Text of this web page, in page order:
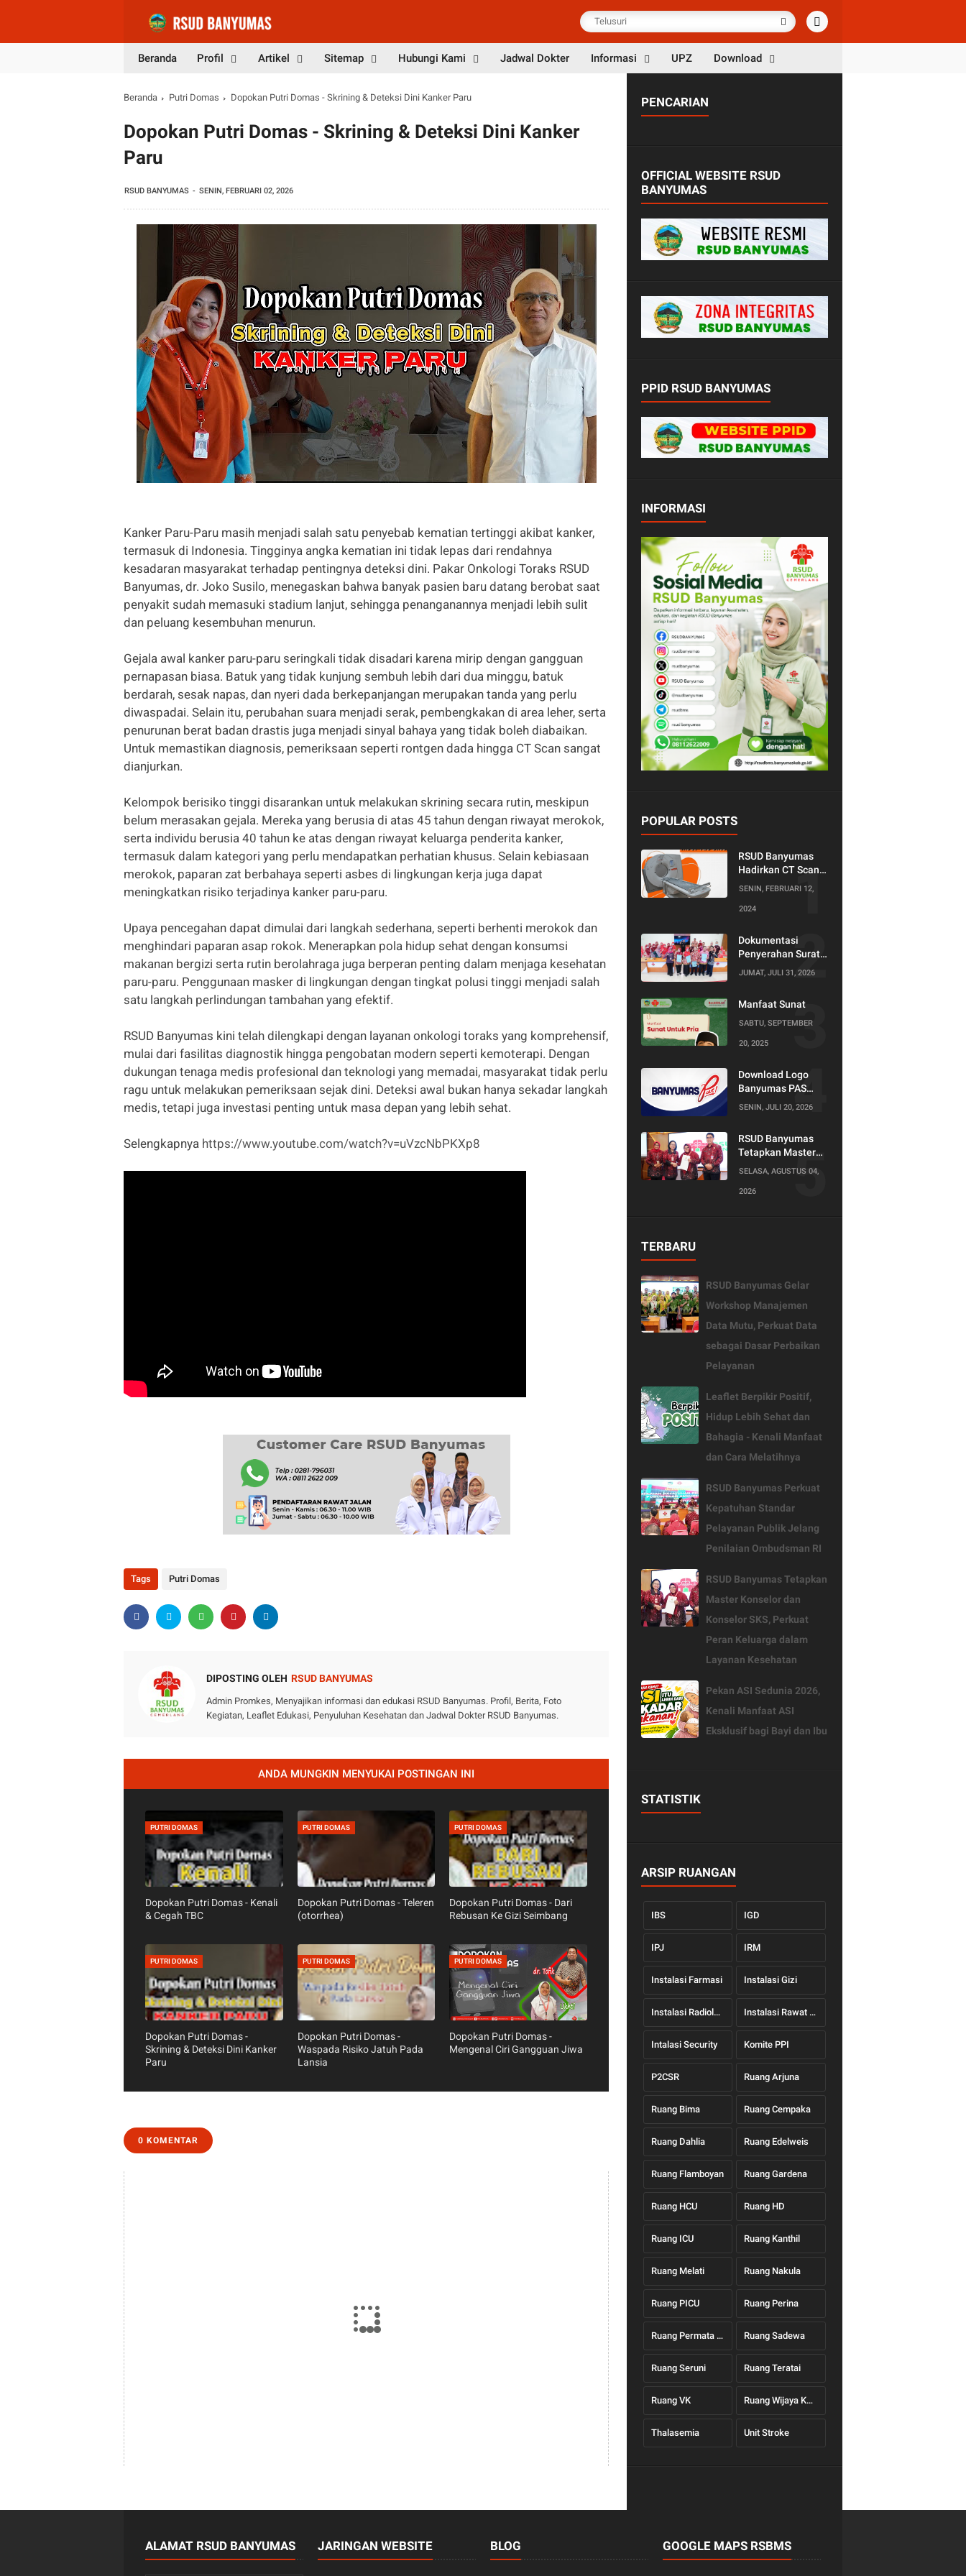
Beranda Profil Artikel Sitemap Hubungi Kami Jadwal Dokter Informasi UPZ Download
Beranda Putri Domas Dopokan Putri Domas - Skrining & Deteksi Dini Kanker Paru
Dopokan Putri Domas - Skrining & Deteksi Dini Kanker
Paru
RSUD BANYUMAS SENIN, FEBRUARI 02, 2026
Kanker Paru-Paru masih menjadi salah satu penyebab kematian tertinggi akibat kanker,
termasuk di Indonesia. Tingginya angka kematian ini tidak lepas dari rendahnya
kesadaran masyarakat terhadap pentingnya deteksi dini. Pakar Onkologi Toraks RSUD
Banyumas, dr. Joko Susilo, menegaskan bahwa banyak pasien baru datang berobat saat
penyakit sudah memasuki stadium lanjut, sehingga penanganannya menjadi lebih sulit
dan peluang kesembuhan menurun.
Gejala awal kanker paru-paru seringkali tidak disadari karena mirip dengan gangguan
pernapasan biasa. Batuk yang tidak kunjung sembuh lebih dari dua minggu, batuk
berdarah, sesak napas, dan nyeri dada berkepanjangan merupakan tanda yang perlu
diwaspadai. Selain itu, perubahan suara menjadi serak, pembengkakan di area leher, serta
penurunan berat badan drastis juga menjadi sinyal bahaya yang tidak boleh diabaikan.
Untuk memastikan diagnosis, pemeriksaan seperti rontgen dada hingga CT Scan sangat
dianjurkan.
Kelompok berisiko tinggi disarankan untuk melakukan skrining secara rutin, meskipun
belum merasakan gejala. Mereka yang berusia di atas 45 tahun dengan riwayat merokok,
serta individu berusia 40 tahun ke atas dengan riwayat keluarga penderita kanker,
termasuk dalam kategori yang perlu mendapatkan perhatian khusus. Selain kebiasaan
merokok, paparan zat berbahaya seperti asbes di lingkungan kerja juga dapat
meningkatkan risiko terjadinya kanker paru-paru.
Upaya pencegahan dapat dimulai dari langkah sederhana, seperti berhenti merokok dan
menghindari paparan asap rokok. Menerapkan pola hidup sehat dengan konsumsi
makanan bergizi serta rutin berolahraga juga berperan penting dalam menjaga kesehatan
paru-paru. Penggunaan masker di lingkungan dengan tingkat polusi tinggi menjadi salah
satu langkah perlindungan tambahan yang efektif.
RSUD Banyumas kini telah dilengkapi dengan layanan onkologi toraks yang komprehensif,
mulai dari fasilitas diagnostik hingga pengobatan modern seperti kemoterapi. Dengan
dukungan tenaga medis profesional dan teknologi yang memadai, masyarakat tidak perlu
ragu untuk melakukan pemeriksaan sejak dini. Deteksi awal bukan hanya sekadar langkah
medis, tetapi juga investasi penting untuk masa depan yang lebih sehat.
Selengkapnya https://www.youtube.com/watch?v=uVzcNbPKXp8
Tags Putri Domas
DIPOSTING OLEH RSUD BANYUMAS
Admin Promkes, Menyajikan informasi dan edukasi RSUD Banyumas. Profil, Berita, Foto
Kegiatan, Leaflet Edukasi, Penyuluhan Kesehatan dan Jadwal Dokter RSUD Banyumas.
ANDA MUNGKIN MENYUKAI POSTINGAN INI
PUTRI DOMAS
Dopokan Putri Domas - Kenali
& Cegah TBC
PUTRI DOMAS
Dopokan Putri Domas - Teleren
(otorrhea)
PUTRI DOMAS
Dopokan Putri Domas - Dari
Rebusan Ke Gizi Seimbang
PUTRI DOMAS
Dopokan Putri Domas -
Skrining & Deteksi Dini Kanker
Paru
PUTRI DOMAS
Dopokan Putri Domas -
Waspada Risiko Jatuh Pada
Lansia
PUTRI DOMAS
Dopokan Putri Domas -
Mengenal Ciri Gangguan Jiwa
0 KOMENTAR
PENCARIAN
OFFICIAL WEBSITE RSUD
BANYUMAS
PPID RSUD BANYUMAS
INFORMASI
POPULAR POSTS
RSUD Banyumas
Hadirkan CT Scan
128 Slice!
untuk Pemeriksaan
Nyaman dan
Akurat.
SENIN, FEBRUARI 12,
2024
Dokumentasi
Penyerahan Surat
Tugas Perawat
JUMAT, JULI 31, 2026
Manfaat Sunat
SABTU, SEPTEMBER
20, 2025
Download Logo
Banyumas PAS
(Produktif Adil dan
SENIN, JULI 20, 2026
RSUD Banyumas
Tetapkan Master
Konselor dan
Perkuat Peran
SELASA, AGUSTUS 04,
2026
TERBARU
RSUD Banyumas Gelar
Workshop Manajemen
Data Mutu, Perkuat Data
sebagai Dasar Perbaikan
Pelayanan
Leaflet Berpikir Positif,
Hidup Lebih Sehat dan
Bahagia - Kenali Manfaat
dan Cara Melatihnya
RSUD Banyumas Perkuat
Kepatuhan Standar
Pelayanan Publik Jelang
Penilaian Ombudsman RI
RSUD Banyumas Tetapkan
Master Konselor dan
Konselor SKS, Perkuat
Peran Keluarga dalam
Layanan Kesehatan
Pekan ASI Sedunia 2026,
Kenali Manfaat ASI
Eksklusif bagi Bayi dan Ibu
STATISTIK
ARSIP RUANGAN
IBS IGD
IPJ IRM
Instalasi Farmasi Instalasi Gizi
Instalasi Radiologi Instalasi Rawat Jalan
Intalasi Security Komite PPI
P2CSR Ruang Arjuna
Ruang Bima Ruang Cempaka
Ruang Dahlia Ruang Edelweis
Ruang Flamboyan Ruang Gardena
Ruang HCU Ruang HD
Ruang ICU Ruang Kanthil
Ruang Melati Ruang Nakula
Ruang PICU Ruang Perina
Ruang Permata Hati Ruang Sadewa
Ruang Seruni Ruang Teratai
Ruang VK Ruang Wijaya Kusuma
Thalasemia Unit Stroke
ALAMAT RSUD BANYUMAS JARINGAN WEBSITE BLOG GOOGLE MAPS RSBMS